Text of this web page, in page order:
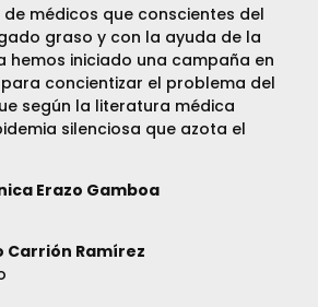
médicos que conscientes del
graso y con la ayuda de la
hemos iniciado una campaña en
concientizar el problema del
según la literatura médica
silenciosa que azota el
Erazo Gamboa
Carrión Ramírez